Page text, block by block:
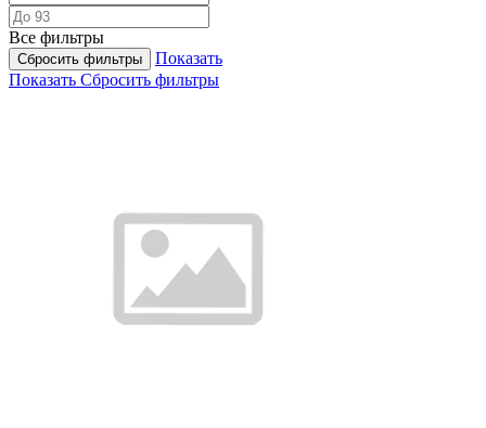
Все фильтры
Сбросить фильтры
Показать
Показать Сбросить фильтры